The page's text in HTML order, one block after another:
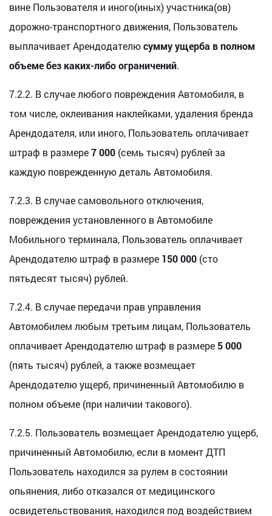
вине Пользователя и иного(иных) участника(ов)
дорожно-транспортного движения, Пользователь
выплачивает Арендодателюсумму ущерба в полном
объеме без каких-либо ограничений.
7.2.2. В случае любого повреждения Автомобиля, в
том числе, оклеивания наклейками, удаления бренда
Арендодателя, или иного, Пользователь оплачивает
штраф в размере7 000 (семь тысяч) рублей за
каждую поврежденную деталь Автомобиля.
7.2.3. В случае самовольного отключения,
повреждения установленного в Автомобиле
Мобильного терминала, Пользователь оплачивает
Арендодателю штраф в размере 150 000 (сто
пятьдесят тысяч) рублей.
7.2.4. В случае передачи прав управления
Автомобилем любым третьим лицам, Пользователь
оплачивает Арендодателю штраф в размере 5 000
(пять тысяч) рублей, а также возмещает
Арендодателю ущерб, причиненный Автомобилю в
полном объеме (при наличии такового).
7.2.5. Пользователь возмещает Арендодателю ущерб,
причиненный Автомобилю, если в момент ДТП
Пользователь находился за рулем в состоянии
опьянения, либо отказался от медицинского
освидетельствования, находился под воздействием